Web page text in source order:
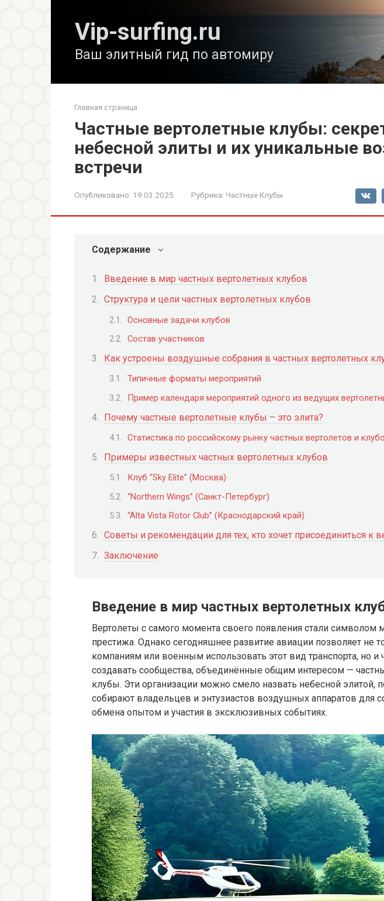
Vip-surfing.ru
Ваш элитный гид по автомиру
Главная страница
Частные вертолетные клубы:
небесной элиты и их уникальные
встречи
Опубликовано: 19.03.2025 Рубрика: Частные Клубы
Содержание
Введение в мир частных вертолетных клубов
Структура и цели частных вертолетных клубов
Основные задачи клубов
Состав участников
Как устроены воздушные собрания в частных вертолетных
Типичные форматы мероприятий
Пример календаря мероприятий одного из ведущих
Почему частные вертолетные клубы – это элита?
Статистика по российскому рынку частных вертолетов и
Примеры известных частных вертолетных клубов
Клуб “Sky Elite” (Москва)
“Northern Wings” (Санкт-Петербург)
“Alta Vista Rotor Club” (Краснодарский край)
Советы и рекомендации для тех, кто хочет присоединиться к
Заключение
Введение в мир частных вертолетных
Вертолеты с самого момента своего появления стали символом
престижа. Однако сегодняшнее развитие авиации позволяет не
компаниям или военным использовать этот вид транспорта, но
создавать сообщества, объединённые общим интересом —
клубы. Эти организации можно смело назвать небесной элитой,
собирают владельцев и энтузиастов воздушных аппаратов для
обмена опытом и участия в эксклюзивных событиях.